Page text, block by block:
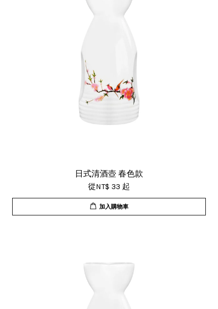
日式清酒壺 春色款
從NT$ 33 起
加入購物車